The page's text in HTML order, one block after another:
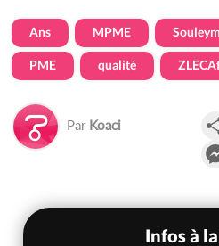
Ans MPME
PME qualité
Par Koaci
Infos à